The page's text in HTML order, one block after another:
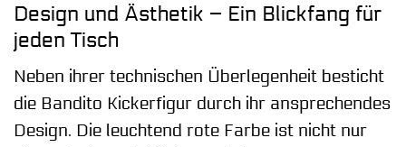
Design und Ästhetik – Ein Blickfang für
jeden Tisch
Neben ihrer technischen Überlegenheit besticht
die Bandito Kickerfigur durch ihr ansprechendes
Design. Die leuchtend rote Farbe ist nicht nur